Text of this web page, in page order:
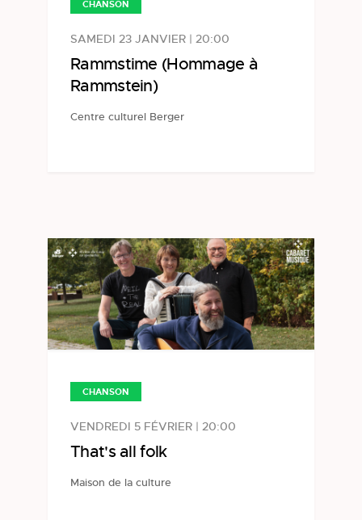
CHANSON
SAMEDI 23 JANVIER | 20:00
Rammstime (Hommage à
Rammstein)
Centre culturel Berger
CHANSON
VENDREDI 5 FÉVRIER | 20:00
That's all folk
Maison de la culture